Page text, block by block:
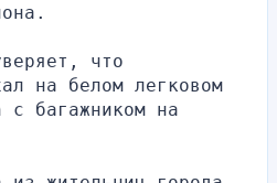
что
на белом легковом
с багажником на